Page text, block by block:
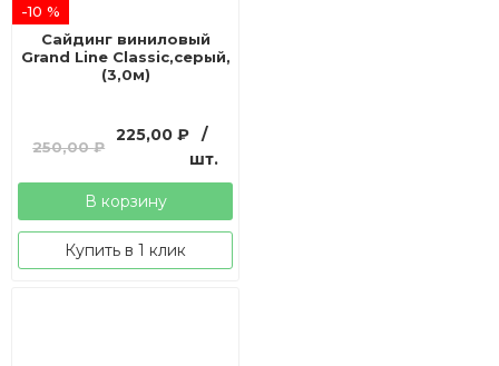
-10 %
Сайдинг виниловый
Grand Line Classic,серый,
(3,0м)
250,00₽
Первоначальная
составляла
250,00 ₽.
225,00₽
Текущая
225,00 ₽.
/
шт.
В корзину
Купить в 1 клик